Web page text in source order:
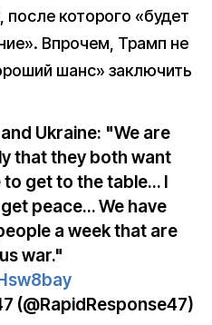
после которого «будет
Впрочем, Трамп не
шанс» заключить
Ukraine: "We are
that they both want
get to the table… I
peace… We have
a week that are
war."
(@RapidResponse47)